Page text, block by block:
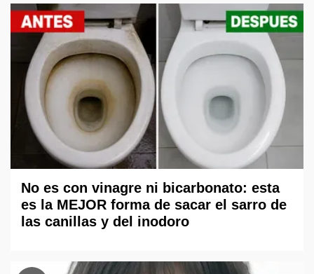
No es con vinagre ni bicarbonato: esta
es la MEJOR forma de sacar el sarro de
las canillas y del inodoro